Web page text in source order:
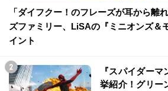
「ダイフクー！のフレーズが耳から離
ズファミリー、LiSAの『ミニオンズ＆
イント
『スパイダー
挙紹介！グリー